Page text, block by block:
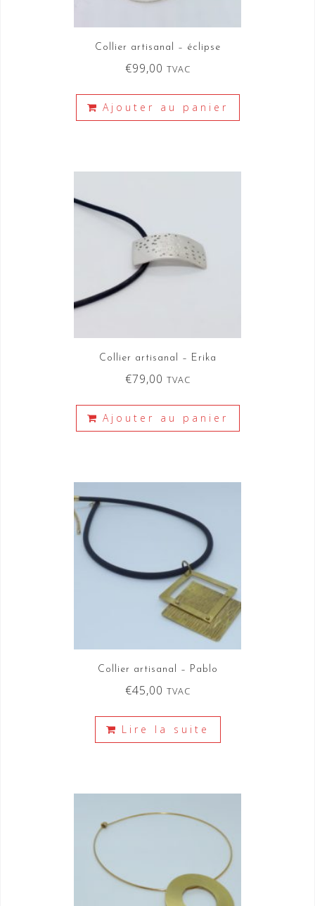
Collier artisanal – éclipse
€99,00 TVAC
Ajouter au panier
Collier artisanal – Erika
€79,00 TVAC
Ajouter au panier
Collier artisanal – Pablo
€45,00 TVAC
Lire la suite